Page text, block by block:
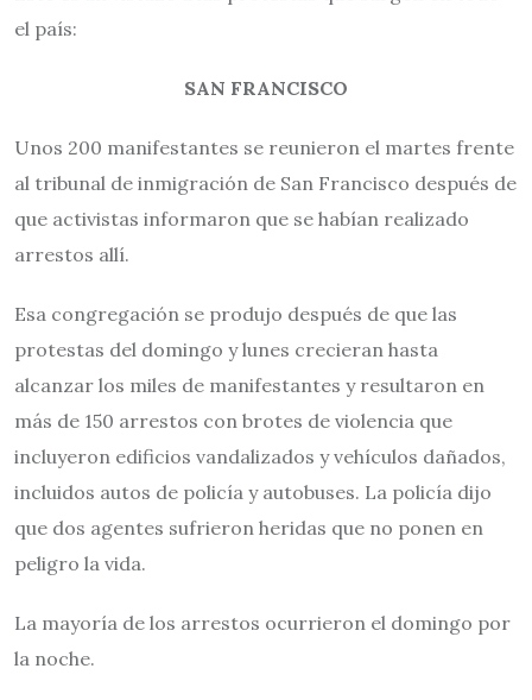
el país:
SAN FRANCISCO
Unos 200 manifestantes se reunieron el martes frente
al tribunal de inmigración de San Francisco después de
que activistas informaron que se habían realizado
arrestos allí.
Esa congregación se produjo después de que las
protestas del domingo y lunes crecieran hasta
alcanzar los miles de manifestantes y resultaron en
más de 150 arrestos con brotes de violencia que
incluyeron edificios vandalizados y vehículos dañados,
incluidos autos de policía y autobuses. La policía dijo
que dos agentes sufrieron heridas que no ponen en
peligro la vida.
La mayoría de los arrestos ocurrieron el domingo por
la noche.